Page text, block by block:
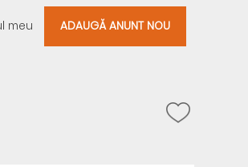
meu ADAUGĂ ANUNT NOU